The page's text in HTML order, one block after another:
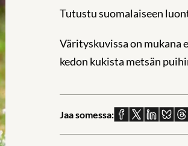
Tutustu suomalaiseen
Värityskuvissa on mukana
kedon kukista metsän
Jaa somessa:Jaa
Facebookissa
Jaa
X:ssä
Jaa Jaa Jaa